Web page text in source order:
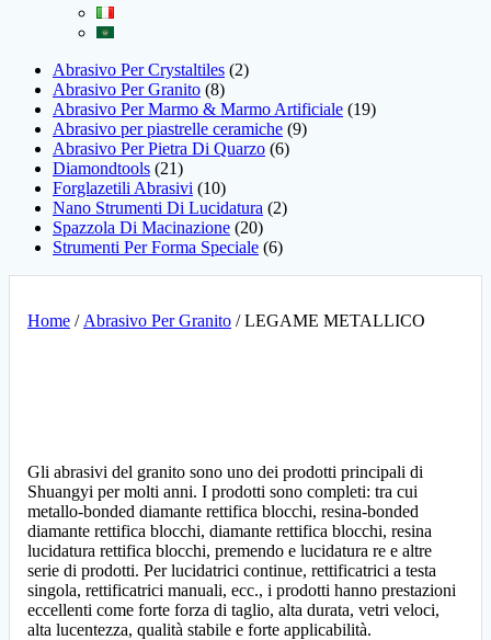
Abrasivo Per Crystaltiles 2
Abrasivo Per Granito 8
Abrasivo Per Marmo & Marmo Artificiale 19
Abrasivo per piastrelle ceramiche 9
Abrasivo Per Pietra Di Quarzo 6
Diamondtools 21
Forglazetili Abrasivi
10
Nano Strumenti Di Lucidatura
2
Spazzola Di Macinazione 20
Strumenti Per Forma Speciale 6
Home / Abrasivo Per Granito / LEGAME METALLICO
Gli abrasivi del granito sono uno dei prodotti principali di
Shuangyi per molti anni. I prodotti sono completi: tra cui
metallo-bonded diamante rettifica blocchi, resina-bonded
diamante rettifica blocchi, diamante rettifica blocchi, resina
lucidatura rettifica blocchi, premendo e lucidatura re e altre
serie di prodotti. Per lucidatrici continue, rettificatrici a testa
singola, rettificatrici manuali, ecc., i prodotti hanno prestazioni
eccellenti come forte forza di taglio, alta durata, vetri veloci,
alta lucentezza, qualità stabile e forte applicabilità.